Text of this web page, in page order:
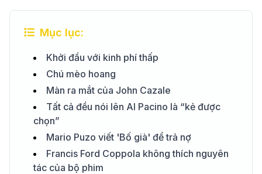
Mục lục:
Khởi đầu với kinh phí thấp
Chú mèo hoang
Màn ra mắt của John Cazale
Tất cả đều nói lên Al Pacino là “kẻ được
chọn”
Mario Puzo viết 'Bố già' để trả nợ
Francis Ford Coppola không thích nguyên
tác của bộ phim